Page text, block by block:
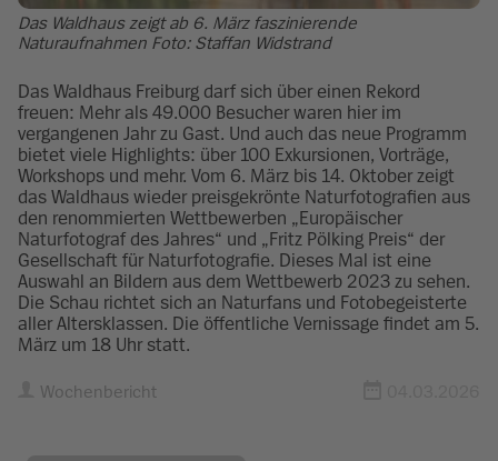
Das Waldhaus zeigt ab 6. März faszinierende
Naturaufnahmen Foto: Staffan Widstrand
Das Waldhaus Freiburg darf sich über einen Rekord
freuen: Mehr als 49.000 Besucher waren hier im
vergangenen Jahr zu Gast. Und auch das neue Programm
bietet viele Highlights: über 100 Exkursionen, Vorträge,
Workshops und mehr. Vom 6. März bis 14. Oktober zeigt
das Waldhaus wieder preisgekrönte Naturfotografien aus
den renommierten Wettbewerben „Europäischer
Naturfotograf des Jahres“ und „Fritz Pölking Preis“ der
Gesellschaft für Naturfotografie. Dieses Mal ist eine
Auswahl an Bildern aus dem Wettbewerb 2023 zu sehen.
Die Schau richtet sich an Naturfans und Fotobegeisterte
aller Altersklassen. Die öffentliche Vernissage findet am 5.
März um 18 Uhr statt.
Wochenbericht